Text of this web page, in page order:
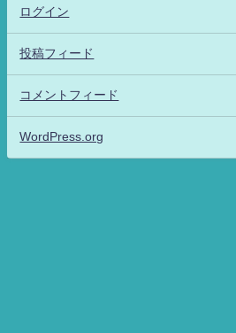
ログイン
投稿フィード
コメントフィード
WordPress.org